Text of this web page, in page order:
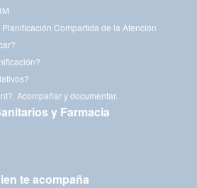
Compartida de la Atención
Acompañar y documentar.
y Farmacia
te acompaña